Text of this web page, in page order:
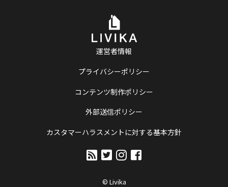
運営者情報
プライバシーポリシー
コンテンツ制作ポリシー
外部送信ポリシー
カスタマーハラスメントに対する基本方針
© Livika